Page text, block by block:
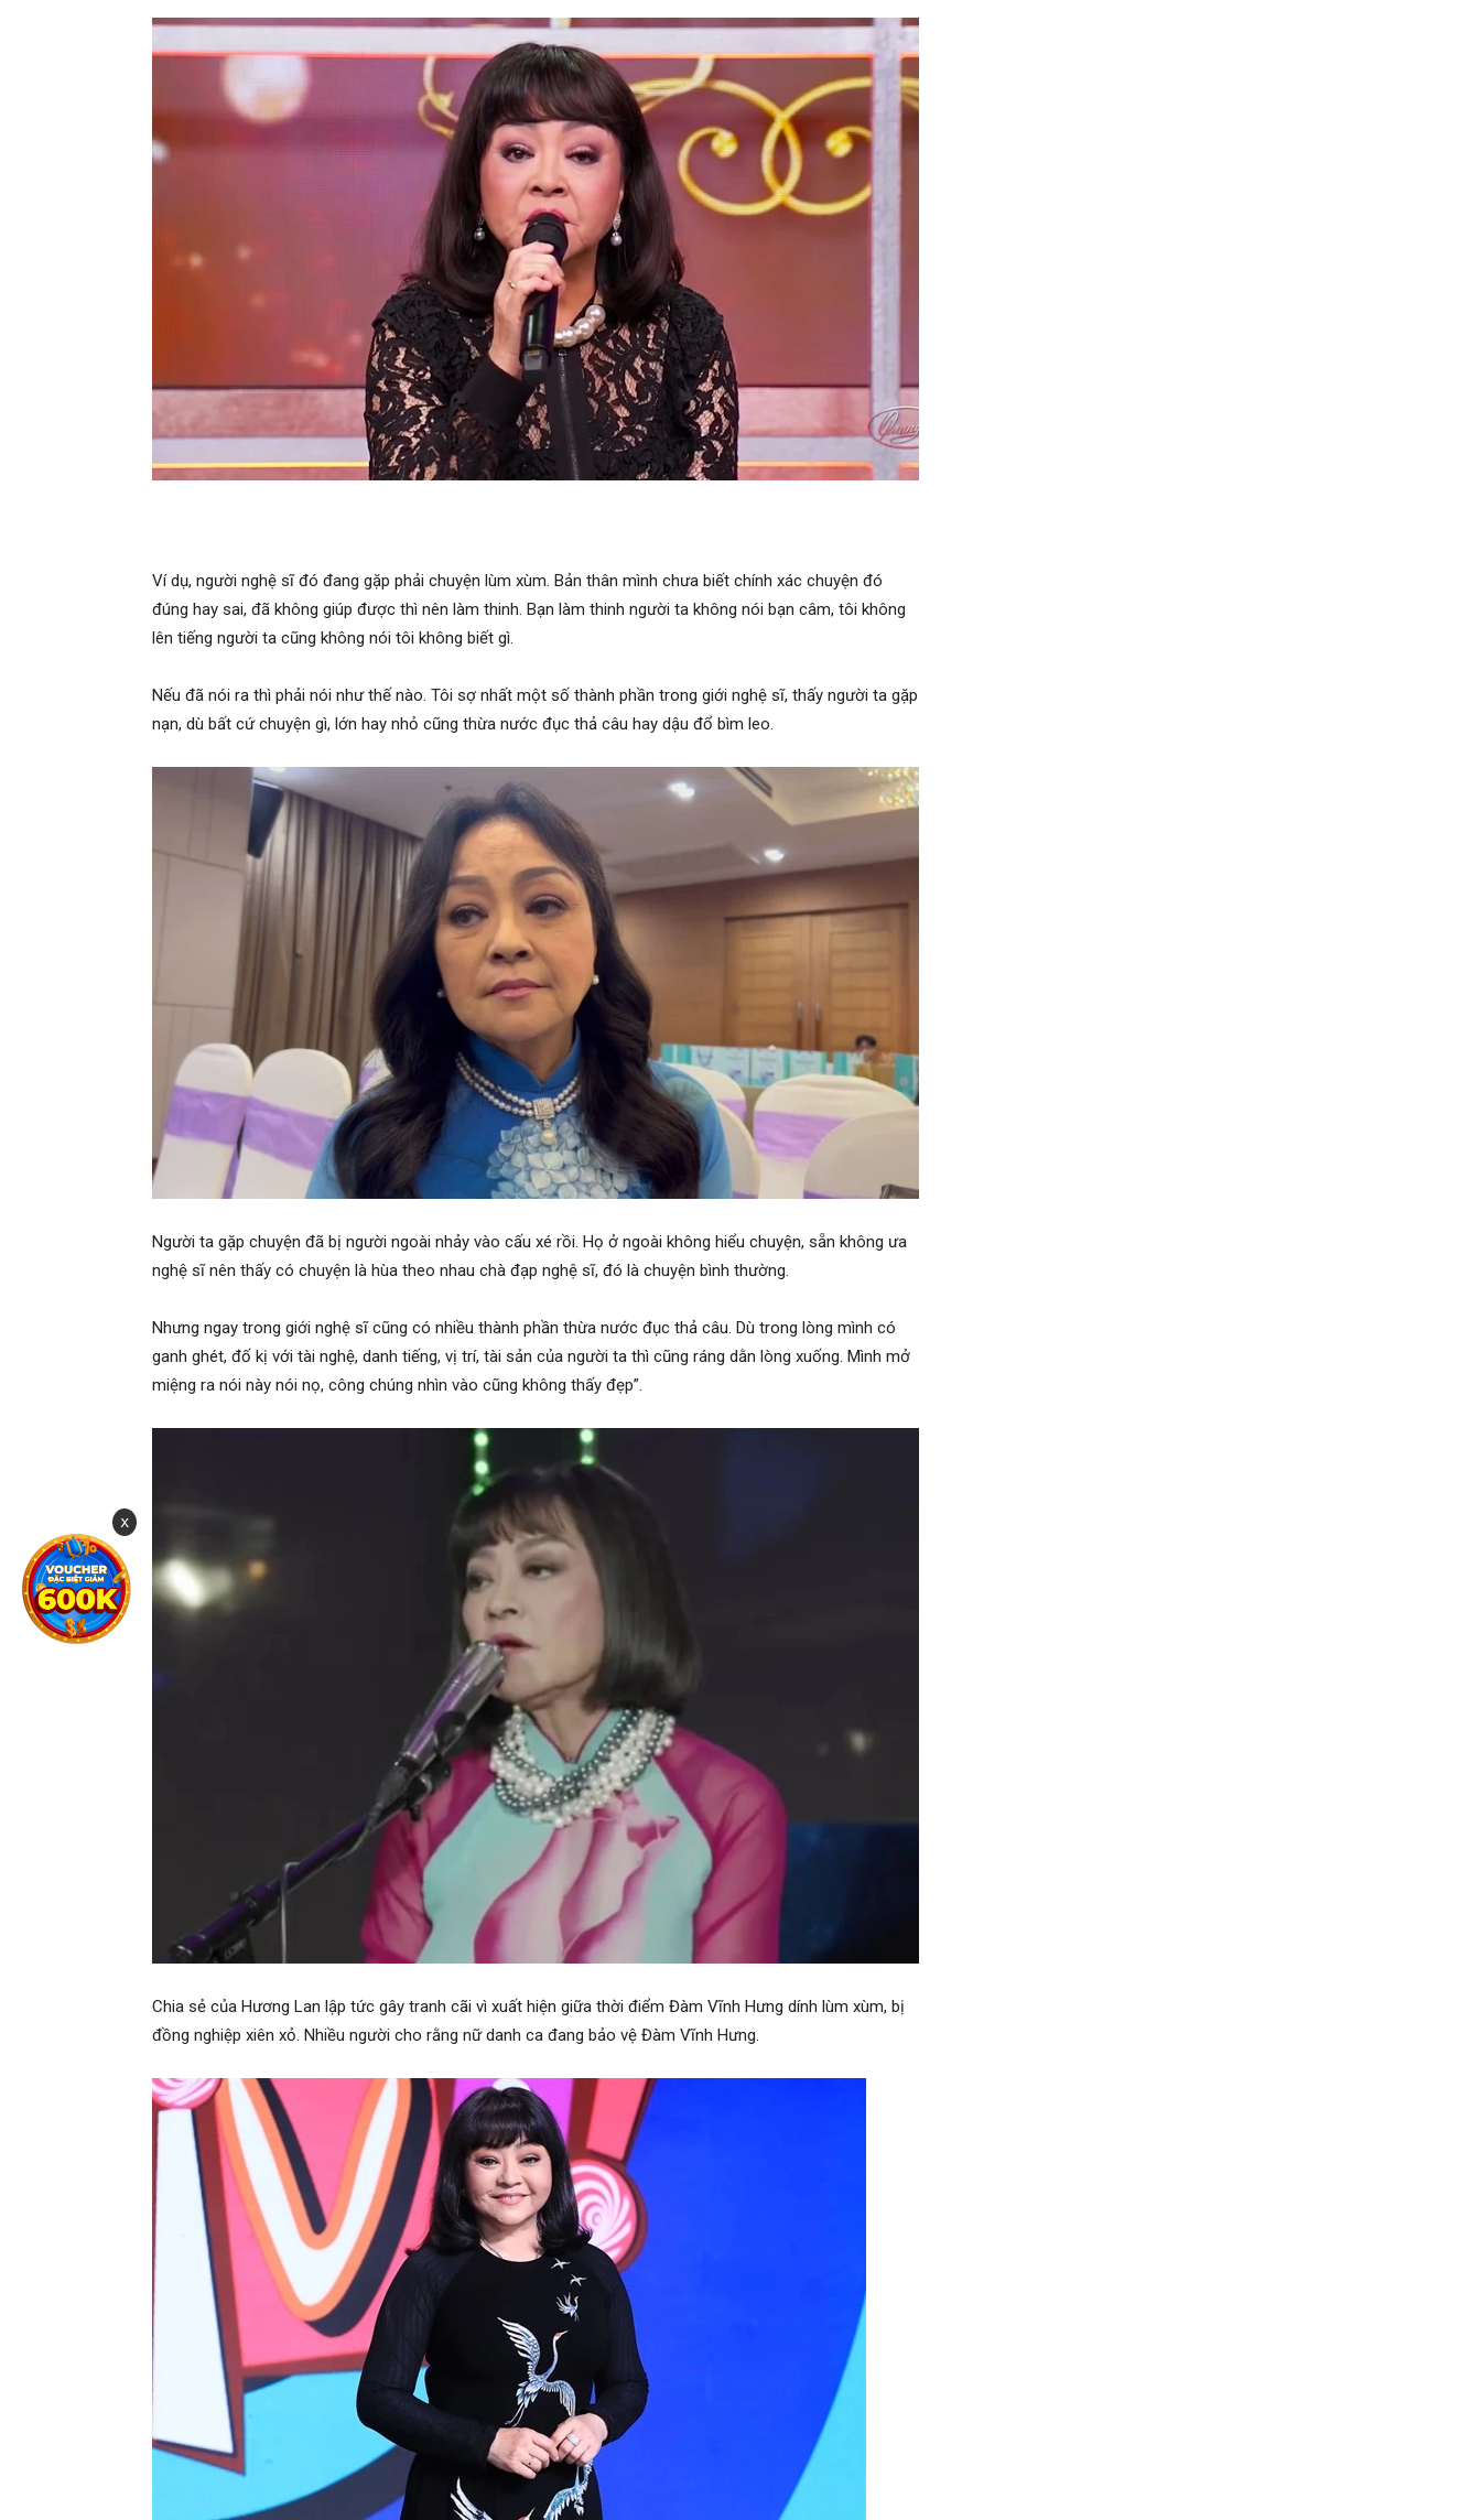
Ví dụ, người nghệ sĩ đó đang gặp phải chuyện lùm xùm. Bản thân mình chưa biết chính xác chuyện đó
đúng hay sai, đã không giúp được thì nên làm thinh. Bạn làm thinh người ta không nói bạn câm, tôi không
lên tiếng người ta cũng không nói tôi không biết gì.
Nếu đã nói ra thì phải nói như thế nào. Tôi sợ nhất một số thành phần trong giới nghệ sĩ, thấy người ta gặp
nạn, dù bất cứ chuyện gì, lớn hay nhỏ cũng thừa nước đục thả câu hay dậu đổ bìm leo.
Người ta gặp chuyện đã bị người ngoài nhảy vào cấu xé rồi. Họ ở ngoài không hiểu chuyện, sẵn không ưa
nghệ sĩ nên thấy có chuyện là hùa theo nhau chà đạp nghệ sĩ, đó là chuyện bình thường.
Nhưng ngay trong giới nghệ sĩ cũng có nhiều thành phần thừa nước đục thả câu. Dù trong lòng mình có
ganh ghét, đố kị với tài nghệ, danh tiếng, vị trí, tài sản của người ta thì cũng ráng dằn lòng xuống. Mình mở
miệng ra nói này nói nọ, công chúng nhìn vào cũng không thấy đẹp”.
Chia sẻ của Hương Lan lập tức gây tranh cãi vì xuất hiện giữa thời điểm Đàm Vĩnh Hưng dính lùm xùm, bị
đồng nghiệp xiên xỏ. Nhiều người cho rằng nữ danh ca đang bảo vệ Đàm Vĩnh Hưng.
x